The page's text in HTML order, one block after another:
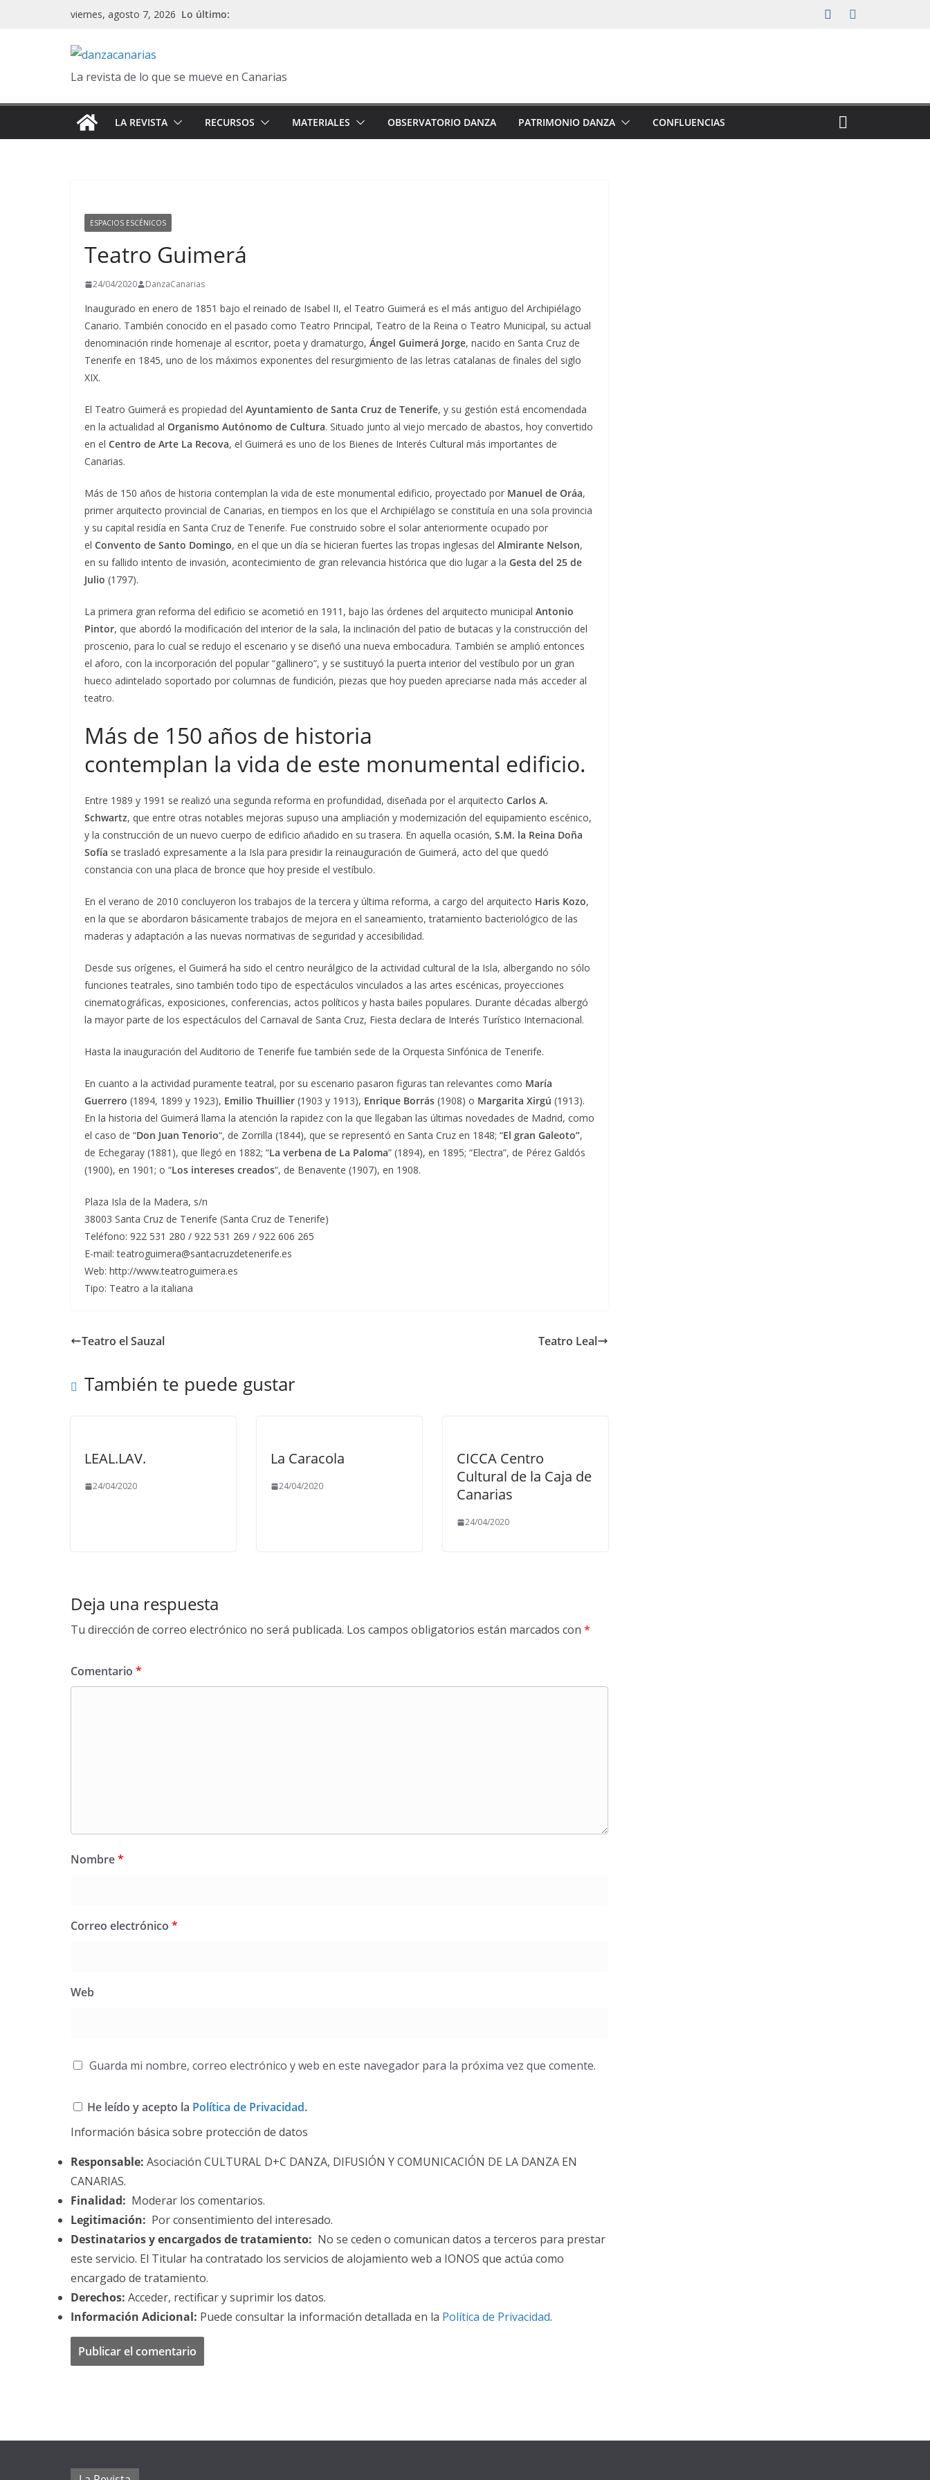
viernes, agosto 7, 2026 Lo último:
La revista de lo que se mueve en Canarias
LA REVISTA RECURSOS MATERIALES OBSERVATORIO DANZA PATRIMONIO DANZA CONFLUENCIAS
ESPACIOS ESCÉNICOS
Teatro Guimerá
24/04/2020 DanzaCanarias
Inaugurado en enero de 1851 bajo el reinado de Isabel II, el Teatro Guimerá es el más antiguo del Archipiélago
Canario. También conocido en el pasado como Teatro Principal, Teatro de la Reina o Teatro Municipal, su actual
denominación rinde homenaje al escritor, poeta y dramaturgo, Ángel Guimerá Jorge, nacido en Santa Cruz de
Tenerife en 1845, uno de los máximos exponentes del resurgimiento de las letras catalanas de finales del siglo
XIX.
El Teatro Guimerá es propiedad del Ayuntamiento de Santa Cruz de Tenerife, y su gestión está encomendada
en la actualidad al Organismo Autónomo de Cultura. Situado junto al viejo mercado de abastos, hoy convertido
en el Centro de Arte La Recova, el Guimerá es uno de los Bienes de Interés Cultural más importantes de
Canarias.
Más de 150 años de historia contemplan la vida de este monumental edificio, proyectado por Manuel de Oráa,
primer arquitecto provincial de Canarias, en tiempos en los que el Archipiélago se constituía en una sola provincia
y su capital residía en Santa Cruz de Tenerife. Fue construido sobre el solar anteriormente ocupado por
el Convento de Santo Domingo, en el que un día se hicieran fuertes las tropas inglesas del Almirante Nelson,
en su fallido intento de invasión, acontecimiento de gran relevancia histórica que dio lugar a la Gesta del 25 de
Julio (1797).
La primera gran reforma del edificio se acometió en 1911, bajo las órdenes del arquitecto municipal Antonio
Pintor, que abordó la modificación del interior de la sala, la inclinación del patio de butacas y la construcción del
proscenio, para lo cual se redujo el escenario y se diseñó una nueva embocadura. También se amplió entonces
el aforo, con la incorporación del popular “gallinero”, y se sustituyó la puerta interior del vestíbulo por un gran
hueco adintelado soportado por columnas de fundición, piezas que hoy pueden apreciarse nada más acceder al
teatro.
Más de 150 años de historia
contemplan la vida de este monumental edificio.
Entre 1989 y 1991 se realizó una segunda reforma en profundidad, diseñada por el arquitecto Carlos A.
Schwartz, que entre otras notables mejoras supuso una ampliación y modernización del equipamiento escénico,
y la construcción de un nuevo cuerpo de edificio añadido en su trasera. En aquella ocasión, S.M. la Reina Doña
Sofía se trasladó expresamente a la Isla para presidir la reinauguración de Guimerá, acto del que quedó
constancia con una placa de bronce que hoy preside el vestíbulo.
En el verano de 2010 concluyeron los trabajos de la tercera y última reforma, a cargo del arquitecto Haris Kozo,
en la que se abordaron básicamente trabajos de mejora en el saneamiento, tratamiento bacteriológico de las
maderas y adaptación a las nuevas normativas de seguridad y accesibilidad.
Desde sus orígenes, el Guimerá ha sido el centro neurálgico de la actividad cultural de la Isla, albergando no sólo
funciones teatrales, sino también todo tipo de espectáculos vinculados a las artes escénicas, proyecciones
cinematográficas, exposiciones, conferencias, actos políticos y hasta bailes populares. Durante décadas albergó
la mayor parte de los espectáculos del Carnaval de Santa Cruz, Fiesta declara de Interés Turístico Internacional.
Hasta la inauguración del Auditorio de Tenerife fue también sede de la Orquesta Sinfónica de Tenerife.
En cuanto a la actividad puramente teatral, por su escenario pasaron figuras tan relevantes como María
Guerrero (1894, 1899 y 1923), Emilio Thuillier (1903 y 1913), Enrique Borrás (1908) o Margarita Xirgú (1913).
En la historia del Guimerá llama la atención la rapidez con la que llegaban las últimas novedades de Madrid, como
el caso de “Don Juan Tenorio“, de Zorrilla (1844), que se representó en Santa Cruz en 1848; “El gran Galeoto”,
de Echegaray (1881), que llegó en 1882; “La verbena de La Paloma” (1894), en 1895; “Electra”, de Pérez Galdós
(1900), en 1901; o “Los intereses creados“, de Benavente (1907), en 1908.
Plaza Isla de la Madera, s/n
38003 Santa Cruz de Tenerife (Santa Cruz de Tenerife)
Teléfono: 922 531 280 / 922 531 269 / 922 606 265
E-mail: teatroguimera@santacruzdetenerife.es
Web: http://www.teatroguimera.es
Tipo: Teatro a la italiana
Teatro el Sauzal Teatro Leal
También te puede gustar
LEAL.LAV.
24/04/2020
La Caracola
24/04/2020
CICCA Centro
Cultural de la Caja de
Canarias
24/04/2020
Deja una respuesta
Tu dirección de correo electrónico no será publicada. Los campos obligatorios están marcados con *
Comentario *
Nombre*
Correo electrónico *
Web
Guarda mi nombre, correo electrónico y web en este navegador para la próxima vez que comente.
He leído y acepto la Política de Privacidad.
Información básica sobre protección de datos
Responsable: Asociación CULTURAL D+C DANZA, DIFUSIÓN Y COMUNICACIÓN DE LA DANZA EN
CANARIAS.
Finalidad: Moderar los comentarios.
Legitimación: Por consentimiento del interesado.
Destinatarios y encargados de tratamiento: No se ceden o comunican datos a terceros para prestar
este servicio. El Titular ha contratado los servicios de alojamiento web a IONOS que actúa como
encargado de tratamiento.
Derechos: Acceder, rectificar y suprimir los datos.
Información Adicional: Puede consultar la información detallada en la Política de Privacidad.